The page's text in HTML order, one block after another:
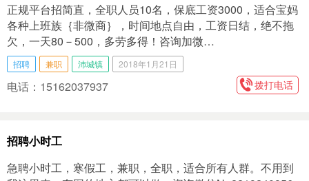
正规平台招简直，全职人员10名，保底工资3000，适合宝妈
各种上班族｛非微商｝，时间地点自由，工资日结，绝不拖
欠，一天80－500，多劳多得！咨询加微…
招聘 兼职 沛城镇 2018年1月21日
电话：15162037937 拨打电话
招聘小时工
急聘小时工，寒假工，兼职，全职，适合所有人群。不用到